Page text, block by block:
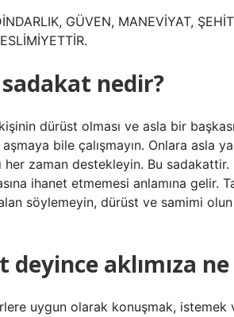
GÜVEN, MANEVİYAT,
nedir?
dürüst olması ve asla bir
aşmaya bile çalışmayın. Onlara
her zaman destekleyin. Bu
ihanet etmemesi anlamına gelir.
söylemeyin, dürüst ve samimi
deyince aklımıza
uygun olarak konuşmak,